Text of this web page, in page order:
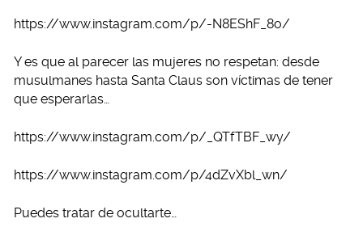
https://www.instagram.com/p/-N8EShF_8o/
Y es que al parecer las mujeres no respetan: desde
musulmanes hasta Santa Claus son víctimas de tener
que esperarlas…
https://www.instagram.com/p/_QTfTBF_wy/
https://www.instagram.com/p/4dZvXbl_wn/
Puedes tratar de ocultarte…